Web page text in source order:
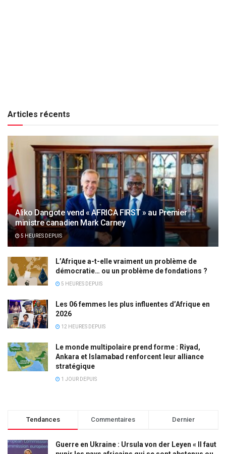
Articles récents
Aliko Dangote vend « AFRICA FIRST » au Premier
ministre canadien Mark Carney
5 HEURES DEPUIS
L’Afrique a-t-elle vraiment un problème de
démocratie… ou un problème de fondations ?
5 HEURES DEPUIS
Les 06 femmes les plus influentes d’Afrique en
2026
12 HEURES DEPUIS
Le monde multipolaire prend forme : Riyad,
Ankara et Islamabad renforcent leur alliance
stratégique
1 JOUR DEPUIS
Tendances Commentaires Dernier
Guerre en Ukraine : Ursula von der Leyen « Il faut